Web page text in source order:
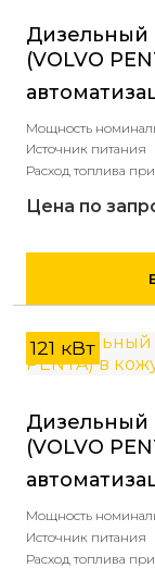
Дизельный
(VOLVO
Мощность
Источник питания
Расход топлива при
Цена по
121 кВт
Дизельный
(VOLVO
Мощность
Источник питания
Расход топлива при